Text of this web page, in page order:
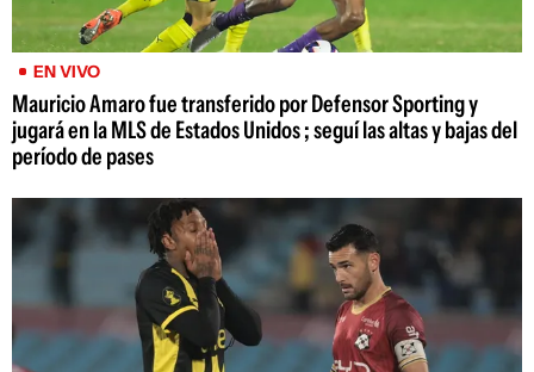
EN VIVO
Mauricio Amaro fue transferido por Defensor Sporting y
jugará en la MLS de Estados Unidos ; seguí las altas y bajas del
período de pases